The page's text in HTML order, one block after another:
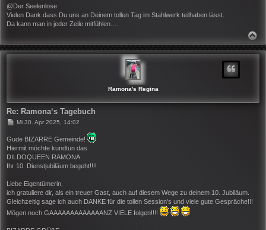
i
t
r
a
@Der Seelenlose
Vielen Dank dass Du uns an Deinem tollen Tag im Stahlwerk teilhaben lässt.
Da kann man in jeder Zeile mitfühlen….
C
Ramona's Regina
Re: Ramona‘s Tagebuch
B
t
r
a
g
Mi 30. Apr 2025, 14:02
Gude BIZARRE Gemeinde!
Hiermit möchte kundtun das
DILDOQUEEN RAMONA
Ihr 10. Dienstjubiläum begeht!!!!
Liebe Eigentümerin,
ich gratuliere dir, als ein treuer Gast, auch auf diesem Wege zu deinem 10. Jubiläum.
Gleichzeitig sage ich auch DANKE für die tollen Session's und viele gute Gespräche!!!
Mögen noch GAAAAAAAAAAAAANZ VIELE folgen!!!!